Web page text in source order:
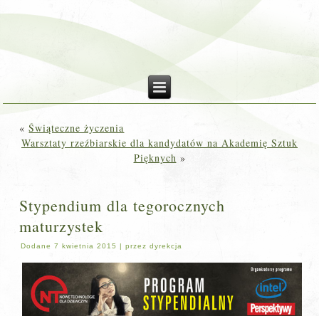
«Świąteczne życzenia
Warsztaty rzeźbiarskie dla kandydatów na Akademię Sztuk
Pięknych »
Stypendium dla tegorocznych
maturzystek
Dodane 7 kwietnia 2015 |przez dyrekcja